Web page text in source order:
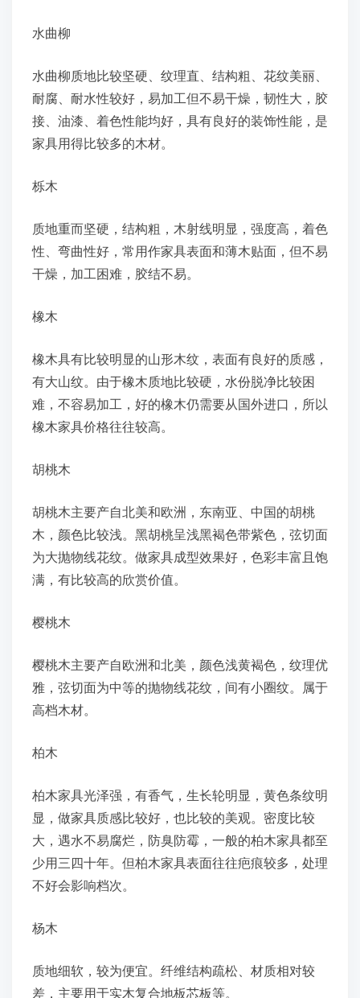
水曲柳
水曲柳质地比较坚硬、纹理直、结构粗、花纹美丽、
耐腐、耐水性较好，易加工但不易干燥，韧性大，胶
接、油漆、着色性能均好，具有良好的装饰性能，是
家具用得比较多的木材。
栎木
质地重而坚硬，结构粗，木射线明显，强度高，着色
性、弯曲性好，常用作家具表面和薄木贴面，但不易
干燥，加工困难，胶结不易。
橡木
橡木具有比较明显的山形木纹，表面有良好的质感，
有大山纹。由于橡木质地比较硬，水份脱净比较困
难，不容易加工，好的橡木仍需要从国外进口，所以
橡木家具价格往往较高。
胡桃木
胡桃木主要产自北美和欧洲，东南亚、中国的胡桃
木，颜色比较浅。黑胡桃呈浅黑褐色带紫色，弦切面
为大抛物线花纹。做家具成型效果好，色彩丰富且饱
满，有比较高的欣赏价值。
樱桃木
樱桃木主要产自欧洲和北美，颜色浅黄褐色，纹理优
雅，弦切面为中等的抛物线花纹，间有小圈纹。属于
高档木材。
柏木
柏木家具光泽强，有香气，生长轮明显，黄色条纹明
显，做家具质感比较好，也比较的美观。密度比较
大，遇水不易腐烂，防臭防霉，一般的柏木家具都至
少用三四十年。但柏木家具表面往往疤痕较多，处理
不好会影响档次。
杨木
质地细软，较为便宜。纤维结构疏松、材质相对较
差，主要用于实木复合地板芯板等。